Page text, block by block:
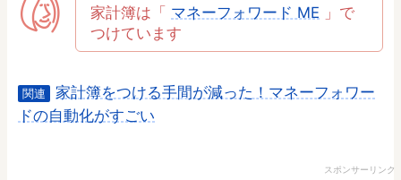
家計簿は「 マネーフォワード ME 」で
つけています
関連
家計簿をつける手間が減った！マネーフォワー
ドの自動化がすごい
スポンサーリンク